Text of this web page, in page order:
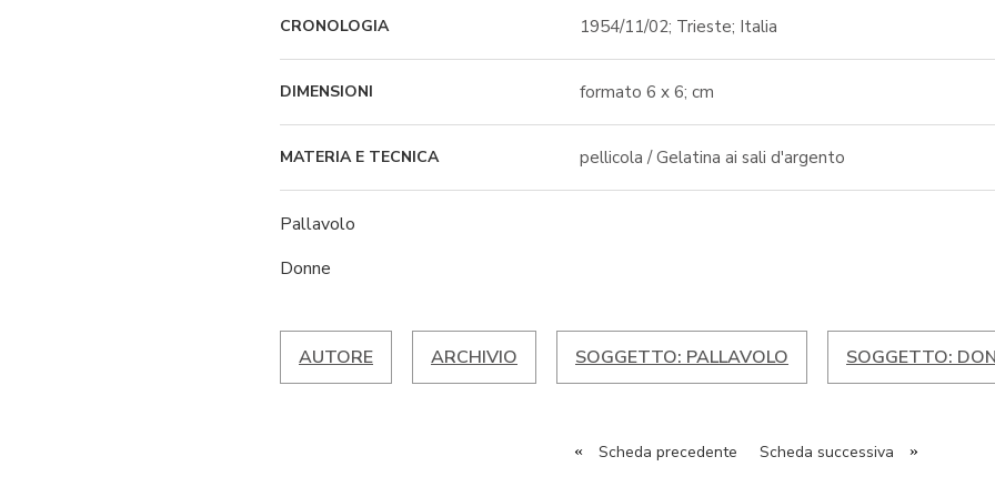
CRONOLOGIA 1954/11/02; Trieste; Italia
DIMENSIONI formato 6 x 6; cm
MATERIA E TECNICA pellicola / Gelatina ai sali d'argento
Pallavolo
Donne
AUTORE ARCHIVIO SOGGETTO: PALLAVOLO SOGGETTO:
« Scheda precedente Scheda successiva »